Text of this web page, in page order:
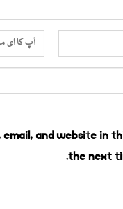
email, and website in
the next